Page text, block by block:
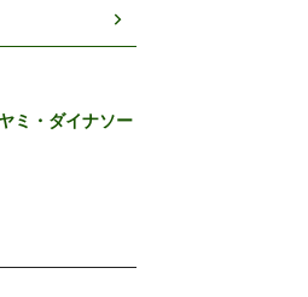
ミ・ダイナソー